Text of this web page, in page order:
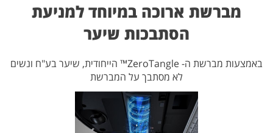
מברשת ארוכה במיוחד למניעת
הסתבכות שיער
באמצעות מברשת ה- ZeroTangle™ הייחודית, שיער בע"ח ונשים
לא מסתבך על המברשת